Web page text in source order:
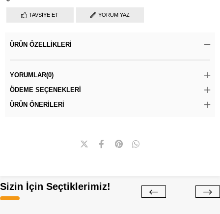
TAVSIYE ET YORUM YAZ
ÜRÜN ÖZELLIKLERI
YORUMLAR(0)
ÖDEME SEÇENEKLERI
ÜRÜN ÖNERILERI
Sizin İçin Seçtiklerimiz!